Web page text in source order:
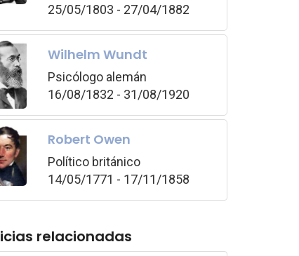
25/05/1803 - 27/04/1882
Wilhelm Wundt
Psicólogo alemán
16/08/1832 - 31/08/1920
Robert Owen
Político británico
14/05/1771 - 17/11/1858
relacionadas